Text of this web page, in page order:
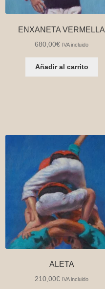
ENXANETA VERMELLA
680,00€ IVA incluido
Añadir al carrito
ALETA
210,00€ IVA incluido